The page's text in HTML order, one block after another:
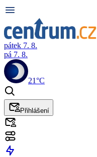
pátek 7. 8.
pá 7. 8.
21°C
Přihlášení